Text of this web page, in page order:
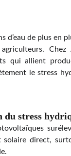
de plus en
Chez
qui allient
le stress
du stress
direct,